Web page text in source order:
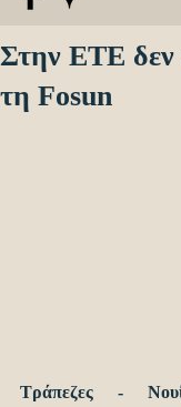
Στην ΕΤΕ δεν
τη Fosun
Τράπεζες -